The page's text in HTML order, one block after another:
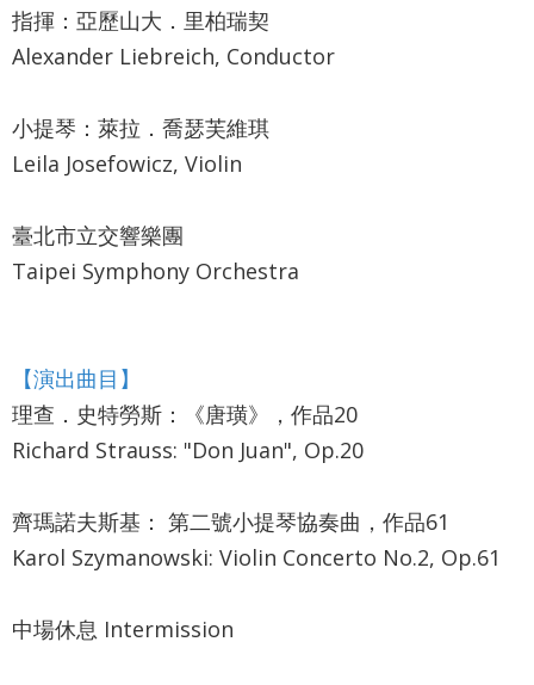
詞
彙
聯
絡
們
隱
及
資
安
策
指揮：亞歷山大．里柏瑞契
Alexander Liebreich, Conductor
小提琴：萊拉．喬瑟芙維琪
Leila Josefowicz, Violin
臺北市立交響樂團
Taipei Symphony Orchestra
【演出曲目】
理查．史特勞斯：《唐璜》，作品20
Richard Strauss: "Don Juan", Op.20
齊瑪諾夫斯基： 第二號小提琴協奏曲，作品61
Karol Szymanowski: Violin Concerto No.2, Op.61
中場休息 Intermission